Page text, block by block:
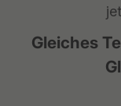
Gleiches